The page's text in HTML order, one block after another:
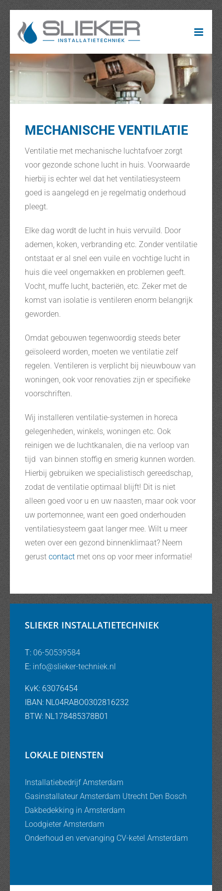
naar
inhoud
MECHANISCHE VENTILATIE
Ventilatie met mechanische luchtafvoer zorgt
voor gezonde schone lucht in huis. Voorwaarde
hierbij is echter wel dat het ventilatiesysteem
goed is aangelegd en je regelmatig onderhoud
pleegt.
Elke dag wordt de lucht in huis vervuild. Door
ademen, koken, verbranding etc. Zonder ventilatie
ontstaat er al snel een vuile en vochtige lucht in
huis die veel ongemakken en problemen geeft.
Vocht, muffe lucht, bacteriën, etc. Zeker met de
komst van isolatie is ventileren enorm belangrijk
geworden.
Omdat gebouwen tegenwoordig steeds beter
geïsoleerd worden, moeten we ventilatie zelf
regelen. Ventileren is verplicht bij nieuwbouw van
woningen, ook voor renovaties zijn er specifieke
voorschriften.
Wij installeren ventilatie-systemen in horeca
gelegenheden, winkels, woningen etc. Ook
reinigen we de luchtkanalen, die na verloop van
tijd van binnen stoffig en smerig kunnen worden.
Hierbij gebruiken we specialistisch gereedschap,
zodat de ventilatie optimaal blijft! Dit is niet
alleen goed voor u en uw naasten, maar ook voor
uw portemonnee, want een goed onderhouden
ventilatiesysteem gaat langer mee. Wilt u meer
weten over een gezond binnenklimaat? Neem
gerust contactmet ons op voor meer informatie!
SLIEKER INSTALLATIETECHNIEK
T: 06-50539584
E: info@slieker-techniek.nl
KvK: 63076454
IBAN: NL04RABO0302816232
BTW: NL178485378B01
LOKALE DIENSTEN
Installatiebedrijf Amsterdam
Gasinstallateur Amsterdam Utrecht Den Bosch
Dakbedekking in Amsterdam
Loodgieter Amsterdam
Onderhoud en vervanging CV-ketel Amsterdam